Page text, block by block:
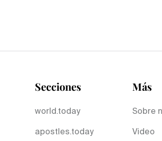
Secciones
world.today
apostles.today
Más
Sobre
Video